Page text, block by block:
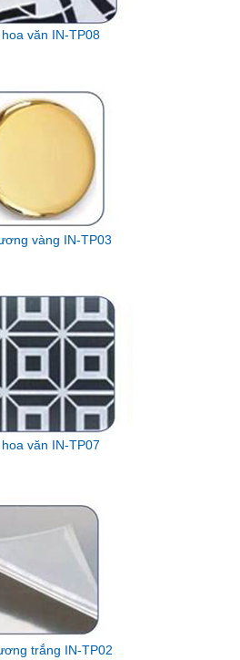
văn IN-TP08
vàng IN-TP03
văn IN-TP07
trắng IN-TP02